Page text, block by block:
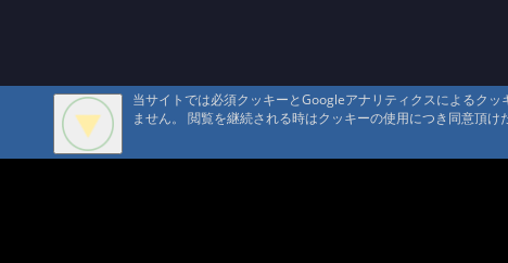
当サイトでは必須クッキーとGoogleアナリティクスによるク
ません。 閲覧を継続される時はクッキーの使用につき同意頂